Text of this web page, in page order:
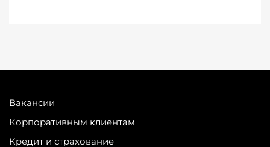
Вакансии
Корпоративным клиентам
Кредит и страхование